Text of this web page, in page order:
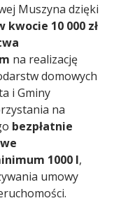
Muszyna dzięki
10 000 zł
na realizację
domowych
i Gminy
na
bezpłatnie
1000 l,
umowy